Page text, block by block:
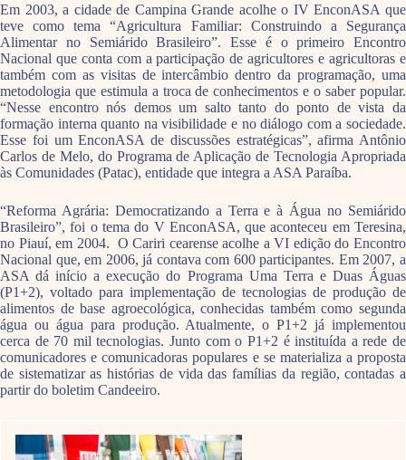
Em 2003, a cidade de Campina Grande acolhe o IV EnconASA que
teve como tema “Agricultura Familiar: Construindo a Segurança
Alimentar no Semiárido Brasileiro”. Esse é o primeiro Encontro
Nacional que conta com a participação de agricultores e agricultoras e
também com as visitas de intercâmbio dentro da programação, uma
metodologia que estimula a troca de conhecimentos e o saber popular.
“Nesse encontro nós demos um salto tanto do ponto de vista da
formação interna quanto na visibilidade e no diálogo com a sociedade.
Esse foi um EnconASA de discussões estratégicas”, afirma Antônio
Carlos de Melo, do Programa de Aplicação de Tecnologia Apropriada
às Comunidades (Patac), entidade que integra a ASA Paraíba.
“Reforma Agrária: Democratizando a Terra e à Água no Semiárido
Brasileiro”, foi o tema do V EnconASA, que aconteceu em Teresina,
no Piauí, em 2004. O Cariri cearense acolhe a VI edição do Encontro
Nacional que, em 2006, já contava com 600 participantes. Em 2007, a
ASA dá início a execução do Programa Uma Terra e Duas Águas
(P1+2), voltado para implementação de tecnologias de produção de
alimentos de base agroecológica, conhecidas também como segunda
água ou água para produção. Atualmente, o P1+2 já implementou
cerca de 70 mil tecnologias. Junto com o P1+2 é instituída a rede de
comunicadores e comunicadoras populares e se materializa a proposta
de sistematizar as histórias de vida das famílias da região, contadas a
partir do boletim Candeeiro.